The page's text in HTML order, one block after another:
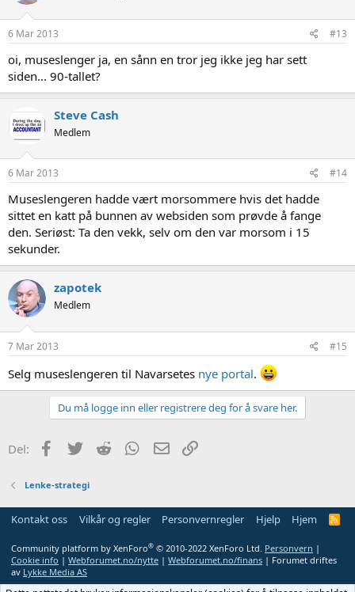
6 Mar 2013 #13
oi, museslenger ja, en sånn en tror jeg ikke jeg har sett
siden... 90-tallet?
Steve Cash
Medlem
6 Mar 2013 #14
Museslengeren hadde vært morsommere hvis det hadde
sittet en katt på bunnen av websiden som prøvde å fange
den. Seriøst: Ta den vekk, selv om den var morsom i 15
sekunder.
zapotek
Medlem
7 Mar 2013 #15
Selg museslengeren til Navarsetes nye portal.
Du må logge inn eller registrere deg for å svare her.
Del: Facebook
Twitter Reddit WhatsApp
E-post
Lenke-strategi
Kontakt oss Vilkår og regler Personvernregler Hjelp Hjem
R
Community platform by XenForo® © 2010-2022 XenForo Ltd. Personvern |
Cookie info | Webforumet.no/nytte | Webforumet.no/finans | Forumet driftes
av Lykke Media AS